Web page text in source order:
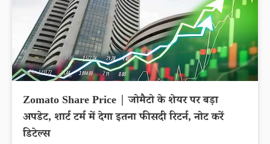
Zomato Share Price | जोमैटो के शेयर पर बड़ा
अपडेट, शार्ट टर्म में देगा इतना फीसदी रिटर्न, नोट करें
डिटेल्स